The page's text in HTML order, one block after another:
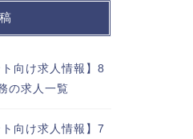
向け求人情報】8
の求人一覧
向け求人情報】7